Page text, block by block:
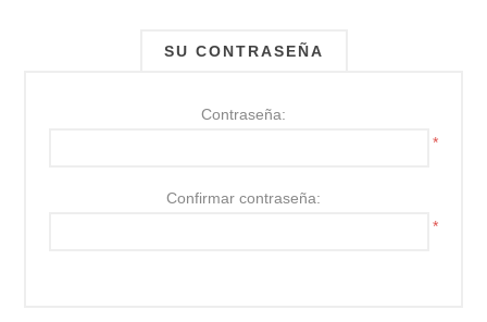
SU CONTRASEÑA
Contraseña:
*
Confirmar contraseña:
*